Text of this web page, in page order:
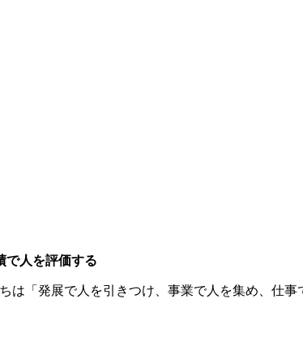
で人を評価する
は「発展で人を引きつけ、事業で人を集め、仕